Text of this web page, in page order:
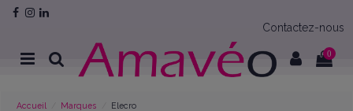
Contactez-nous
0
Accueil Marques Elecro